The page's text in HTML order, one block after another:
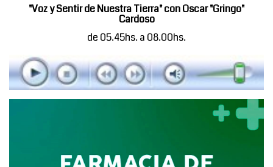
"Voz y Sentir de Nuestra Tierra" con Oscar "Gringo"
Cardoso
de 05.45hs. a 08.00hs.